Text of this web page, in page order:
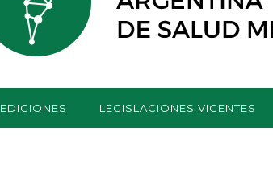
EDICIONES LEGISLACIONES VIGENTES